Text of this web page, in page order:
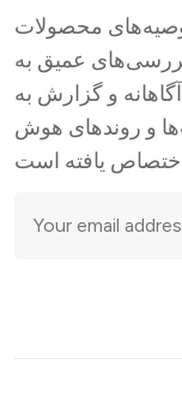
توصیه‌های محصولات
عمیق به
و گزارش به
و روندهای هوش